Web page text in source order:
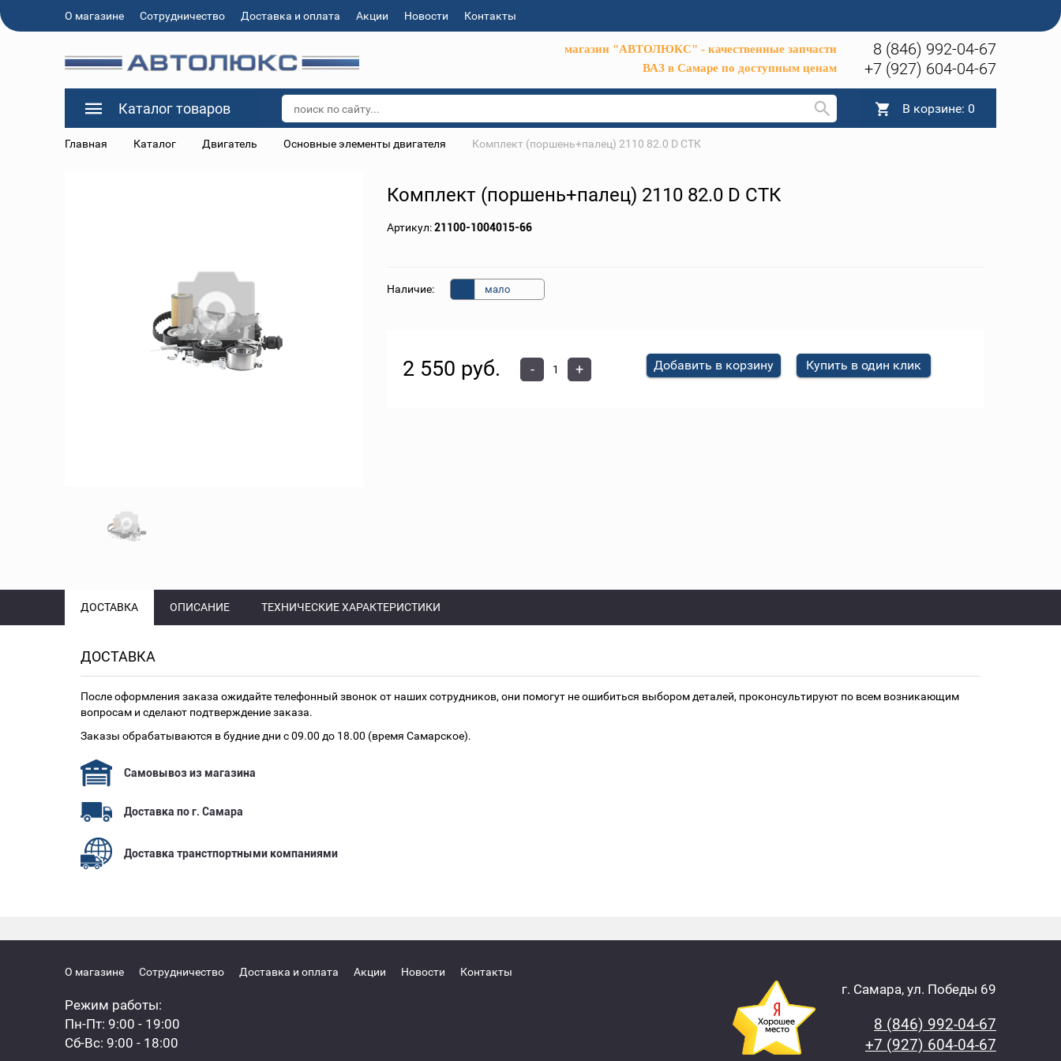
О магазине Сотрудничество Доставка и оплата Акции Новости Контакты
магазин "АВТОЛЮКС" - качественные запчасти
ВАЗ в Самаре по доступным ценам
8 (846) 992-04-67
+7 (927) 604-04-67
Каталог товаров В корзине: 0
Главная Каталог Двигатель Основные элементы двигателя Комплект (поршень+палец) 2110 82.0 D СТК
Комплект (поршень+палец) 2110 82.0 D СТК
Артикул:21100-1004015-66
Наличие: мало
2 550 руб. - + Добавить в корзину Купить в один клик
ДОСТАВКА ОПИСАНИЕ ТЕХНИЧЕСКИЕ ХАРАКТЕРИСТИКИ
ДОСТАВКА
После оформления заказа ожидайте телефонный звонок от наших сотрудников, они помогут не ошибиться выбором деталей, проконсультируют по всем возникающим
вопросам и сделают подтверждение заказа.
Заказы обрабатываются в будние дни с 09.00 до 18.00 (время Самарское).
Самовывоз из магазина
Доставка по г. Самара
Доставка транстпортными компаниями
О магазине Сотрудничество Доставка и оплата Акции Новости Контакты
Режим работы:
Пн-Пт: 9:00 - 19:00
Сб-Вс: 9:00 - 18:00
г. Самара, ул. Победы 69
8 (846) 992-04-67
+7 (927) 604-04-67